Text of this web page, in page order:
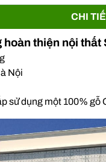
CHI
thiện nội
Nội
sử dụng một 100% gỗ